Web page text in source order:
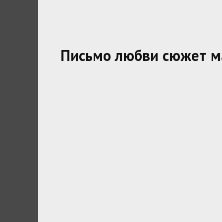
Письмо любви сюжет